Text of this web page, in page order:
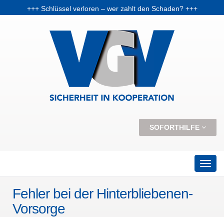
+++ Schlüssel verloren – wer zahlt den Schaden? +++
SOFORTHILFE
Fehler bei der Hinterbliebenen-
Vorsorge